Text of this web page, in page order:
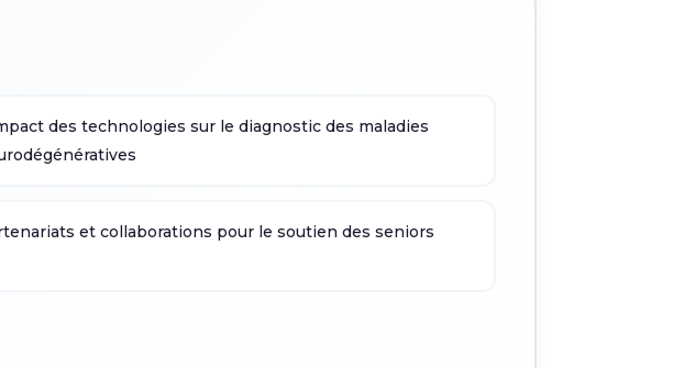
des technologies sur le diagnostic des maladies
et collaborations pour le soutien des seniors